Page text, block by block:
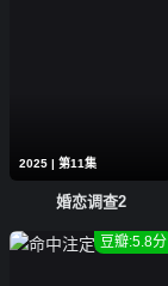
2025 | 第11集
婚恋调查2
豆瓣:5.8分